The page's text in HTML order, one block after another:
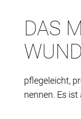
DAS
pflegeleicht,
nennen. Es